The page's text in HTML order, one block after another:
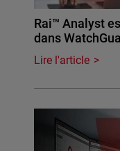
Rai™ Analyst
dans
Lire l'article